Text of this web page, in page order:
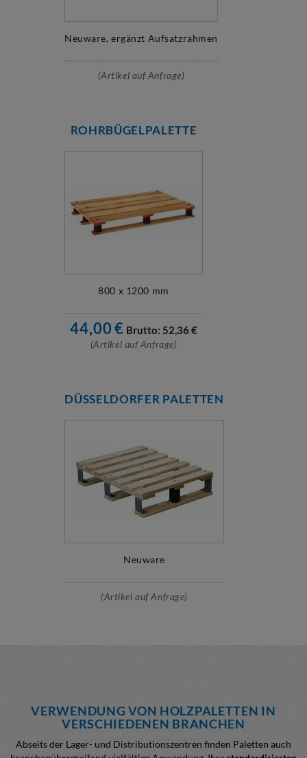
Neuware, ergänzt Aufsatzrahmen
(Artikel auf Anfrage)
ROHRBÜGELPALETTE
800 x 1200 mm
44,00€ Brutto: 52,36€
(Artikel auf Anfrage)
DÜSSELDORFER PALETTEN
Neuware
(Artikel auf Anfrage)
VERWENDUNG VON HOLZPALETTEN IN
VERSCHIEDENEN BRANCHEN
Abseits der Lager- und Distributionszentren finden Paletten auch